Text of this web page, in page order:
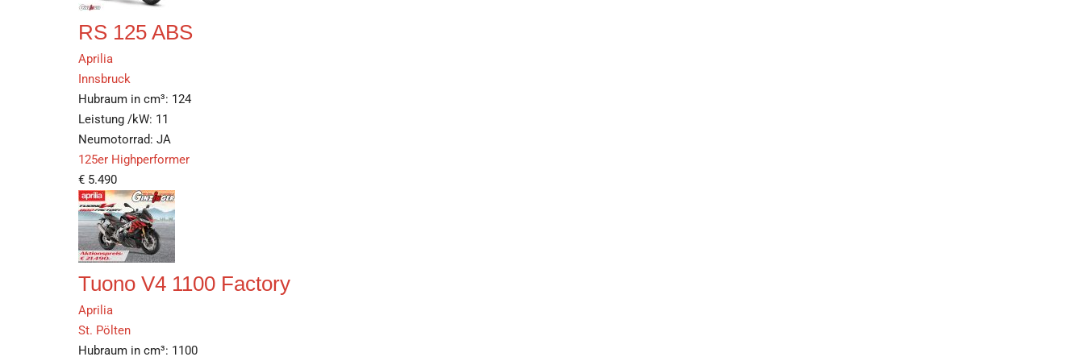
RS 125 ABS
Aprilia
Innsbruck
Hubraum in cm³: 124
Leistung /kW: 11
Neumotorrad: JA
125er Highperformer
€ 5.490
Tuono V4 1100 Factory
Aprilia
St. Pölten
Hubraum in cm³: 1100